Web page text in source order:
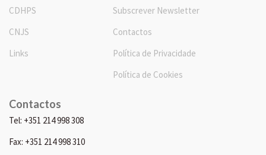
CDHPS
CNJS
Links
Subscrever Newsletter
Contactos
Política de Privacidade
Política de Cookies
Contactos
Tel: +351 214 998 308
Fax: +351 214 998 310